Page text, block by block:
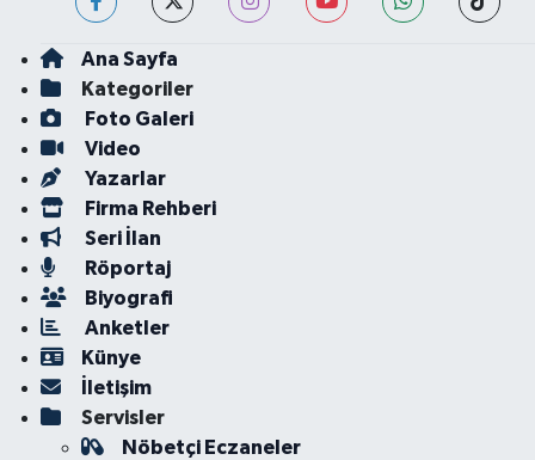
Ana Sayfa
Kategoriler
Foto Galeri
Video
Yazarlar
Firma Rehberi
Seri İlan
Röportaj
Biyografi
Anketler
Künye
İletişim
Servisler
Nöbetçi Eczaneler